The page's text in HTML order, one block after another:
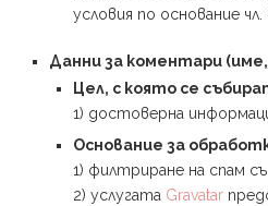
условия по основание чл.
Данни за коментари
Цел, с която се
1) достоверна
Основание за
1) филтриране на спам
2) услугата Gravatar